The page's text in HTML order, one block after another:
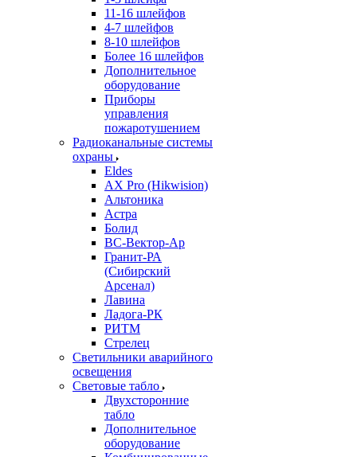
11-16 шлейфов
4-7 шлейфов
8-10 шлейфов
Более 16 шлейфов
Дополнительное
оборудование
Приборы
управления
пожаротушением
Радиоканальные системы
охраны
Eldes
AX Pro (Hikwision)
Альтоника
Астра
Болид
ВС-Вектор-Ар
Гранит-РА
(Сибирский
Арсенал)
Лавина
Ладога-РК
РИТМ
Стрелец
Светильники аварийного
освещения
Световые табло
Двухсторонние
табло
Дополнительное
оборудование